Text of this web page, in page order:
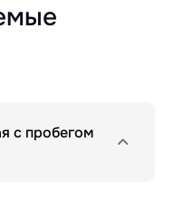
с пробегом